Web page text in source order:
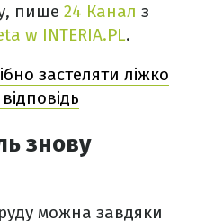
пише 24 Канал з
w INTERIA.PL.
застеляти ліжко
знову
можна завдяки